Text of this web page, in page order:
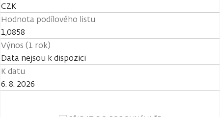
CZK
Hodnota podílového listu
1,0858
Výnos (1 rok)
Data nejsou k dispozici
K datu
6. 8. 2026